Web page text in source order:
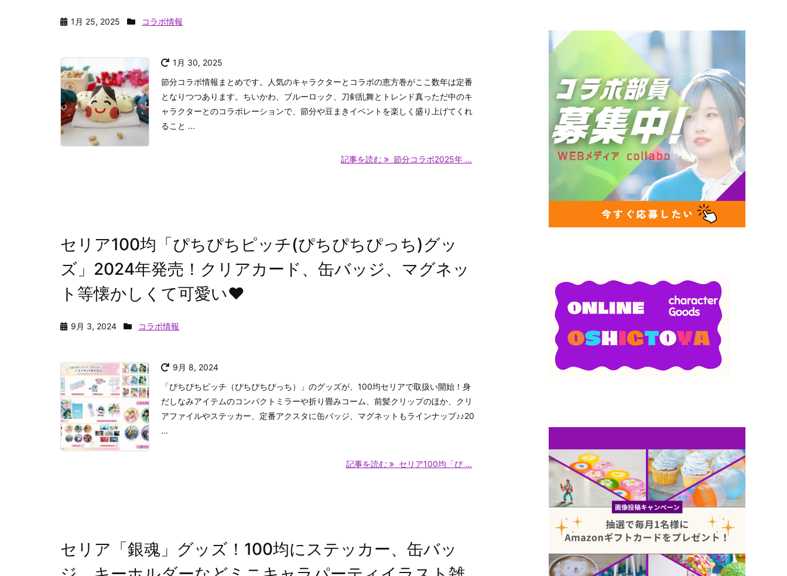
1月 25, 2025 コラボ情報
1月 30, 2025
節分コラボ情報まとめです。人気のキャラクターとコラボの恵方巻がここ数年は定番
となりつつあります。ちいかわ、ブルーロック、刀剣乱舞とトレンド真っただ中のキ
ャラクターとのコラボレーションで、節分や豆まきイベントを楽しく盛り上げてくれ
ること ...
記事を読む 節分コラボ2025年 ...
セリア100均「ぴちぴちピッチ(ぴちぴちぴっち)グッ
ズ」2024年発売！クリアカード、缶バッジ、マグネッ
ト等懐かしくて可愛い♥
9月 3, 2024 コラボ情報
9月 8, 2024
「ぴちぴちピッチ（ぴちぴちぴっち）」のグッズが、100均セリアで取扱い開始！身
だしなみアイテムのコンパクトミラーや折り畳みコーム、前髪クリップのほか、クリ
アファイルやステッカー、定番アクスタに缶バッジ、マグネットもラインナップ♪♪20
...
記事を読む セリア100均「ぴ ...
セリア「銀魂」グッズ！100均にステッカー、缶バッ